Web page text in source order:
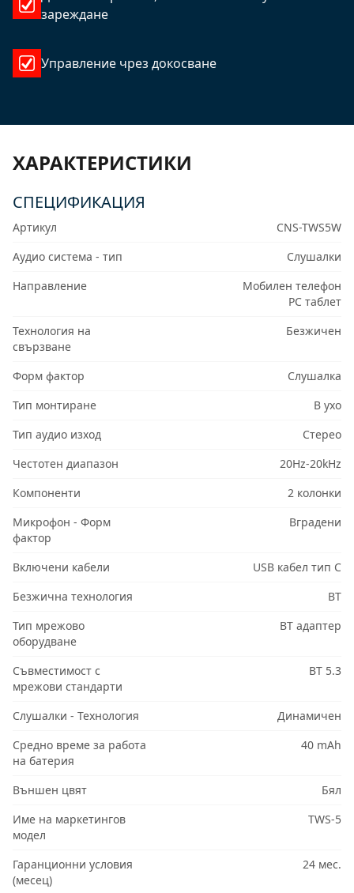
зареждане
Управление чрез докосване
ХАРАКТЕРИСТИКИ
СПЕЦИФИКАЦИЯ
Артикул
CNS-TWS5W
Аудио система - тип
Слушалки
Направление
Мобилен телефон
PC таблет
Технология на
свързване
Безжичен
Форм фактор
Слушалка
Тип монтиране
В ухо
Тип аудио изход
Стерео
Честотен диапазон
20Hz-20kHz
Компоненти
2 колонки
Микрофон - Форм
фактор
Вградени
Включени кабели
USB кабел тип C
Безжична технология
BT
Тип мрежово
оборудване
BT адаптер
Съвместимост с
мрежови стандарти
BT 5.3
Слушалки - Технология
Динамичен
Средно време за работа
на батерия
40 mAh
Външен цвят
Бял
Име на маркетингов
модел
TWS-5
Гаранционни условия
(месец)
24 мес.